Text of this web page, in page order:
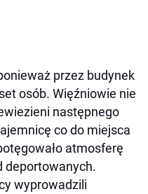
przez budynek
osób. Więźniowie nie
następnego
co do miejsca
atmosferę
deportowanych.
wyprowadzili